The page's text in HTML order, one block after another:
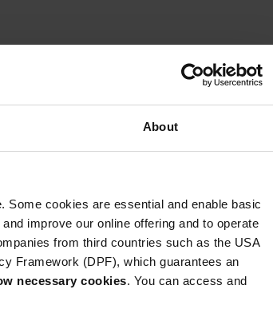
About
cookies are essential and enable basic
improve our online offering and to operate
from third countries such as the USA
Framework (DPF), which guarantees an
necessary cookies. You can access and